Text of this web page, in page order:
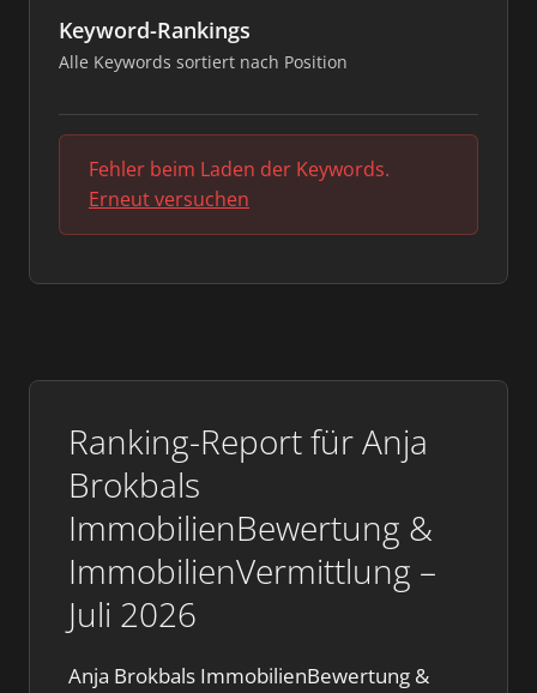
Ranking-Report für Anja
Brokbals
ImmobilienBewertung &
ImmobilienVermittlung –
Juli 2026
Anja Brokbals ImmobilienBewertung &
Keyword-Rankings
Alle Keywords sortiert nach Position
Fehler beim Laden der Keywords.
Erneut versuchen